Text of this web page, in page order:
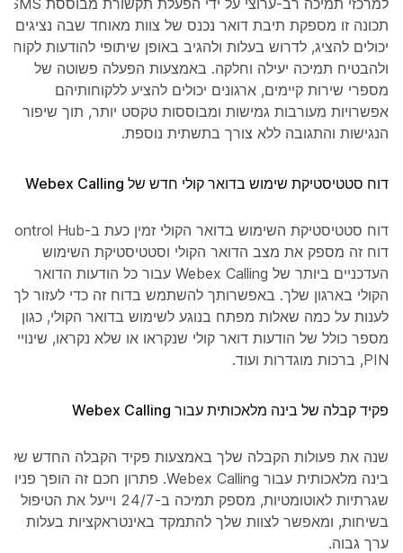
תכונה זו מספקת תיבת דואר נכנס של צוות מאוחד שבה נציגים
יכולים להציג, לדרוש בעלות ולהגיב באופן שיתופי להודעות לקוח,
ולהבטיח תמיכה יעילה וחלקה. באמצעות הפעלה פשוטה של
מספרי שירות קיימים, ארגונים יכולים להציע ללקוחותיהם
אפשרויות מעורבות גמישות ומבוססות טקסט יותר, תוך שיפור
הנגישות והתגובה ללא צורך בתשתית נוספת.
דוח סטטיסטיקת שימוש בדואר קולי חדש של Webex Calling
דוח זה מספק את מצב הדואר הקולי וסטטיסטיקת השימוש
העדכניים ביותר של Webex Calling עבור כל הודעות הדואר
הקולי בארגון שלך. באפשרותך להשתמש בדוח זה כדי לעזור לך
לענות על כמה שאלות מפתח בנוגע לשימוש בדואר הקולי, כגון
מספר כולל של הודעות דואר קולי שנקראו או שלא נקראו, שינויי
PIN, ברכות מוגדרות ועוד.
פקיד קבלה של בינה מלאכותית עבור Webex Calling
שנה את פעולות הקבלה שלך באמצעות פקיד הקבלה החדש של
בינה מלאכותית עבור Webex Calling. פתרון חכם זה הופך פניות
שגרתיות לאוטומטיות, מספק תמיכה ב-24/7 וייעל את הטיפול
בשיחות, ומאפשר לצוות שלך להתמקד באינטראקציות בעלות
ערך גבוה.